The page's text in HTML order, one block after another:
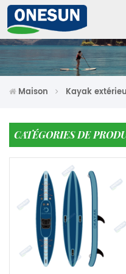
Maison Kayak
CATÉGORIES DE